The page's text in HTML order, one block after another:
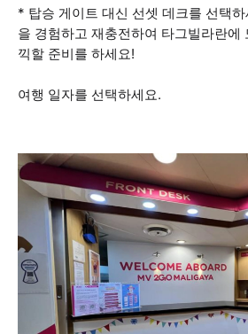
* 탑승 게이트 대신 선셋 데크를 선택
을 경험하고 재충전하여 타그빌라란에
끽할 준비를 하세요!
여행 일자를 선택하세요.